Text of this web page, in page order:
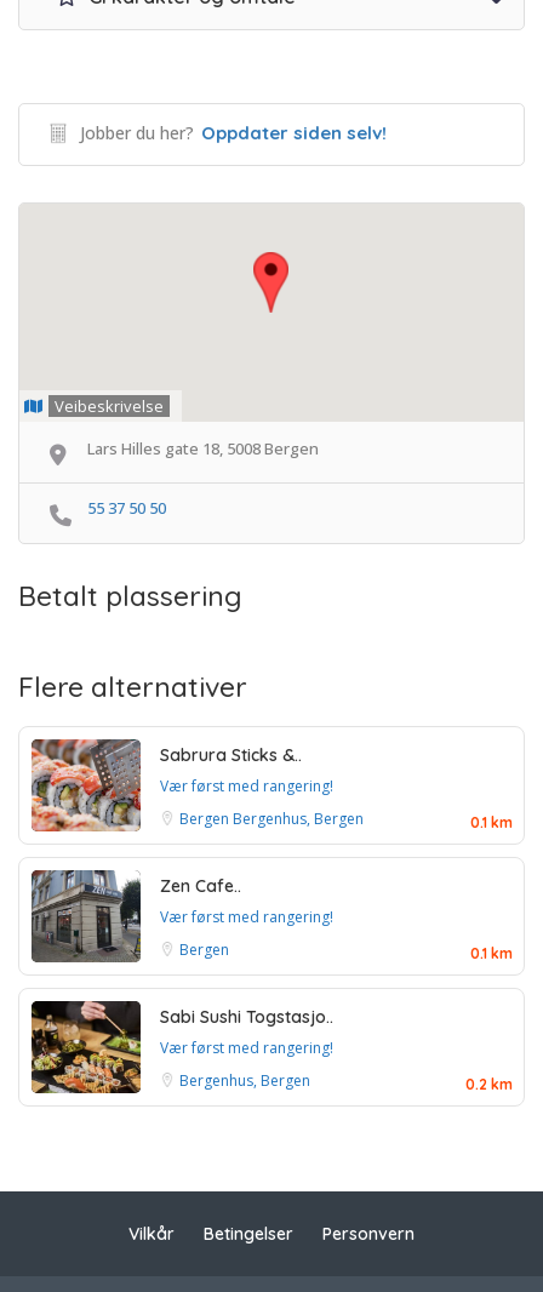
Jobber du her? Oppdater siden selv!
Veibeskrivelse
Lars Hilles gate 18, 5008 Bergen
55 37 50 50
Betalt plassering
Flere alternativer
Sabrura Sticks &..
Vær først med rangering!
Bergen Bergenhus, Bergen 0.1 km
Zen Cafe..
Vær først med rangering!
Bergen
0.1 km
Sabi Sushi Togstasjo..
Vær først med rangering!
Bergenhus, Bergen
0.2 km
Vilkår Betingelser Personvern